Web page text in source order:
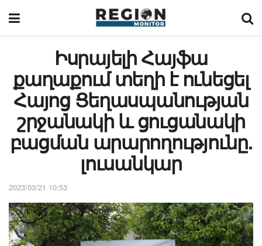
Իսրայելի Հայֆա
քաղաքում տեղի է ունեցել
Հայոց Ցեղասպանության
շրջանակի և ցուցանակի
բացման արարողությունը.
լուսանկար
2023/03/21 10:53